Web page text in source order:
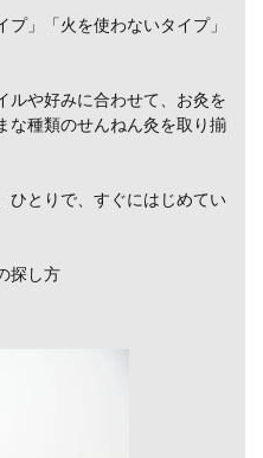
」「火を使わないタイプ」
ルや好みに合わせて、お灸を
な種類のせんねん灸を取り揃
ひとりで、すぐにはじめてい
探し方